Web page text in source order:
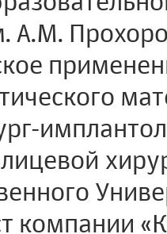
А.М.
компании